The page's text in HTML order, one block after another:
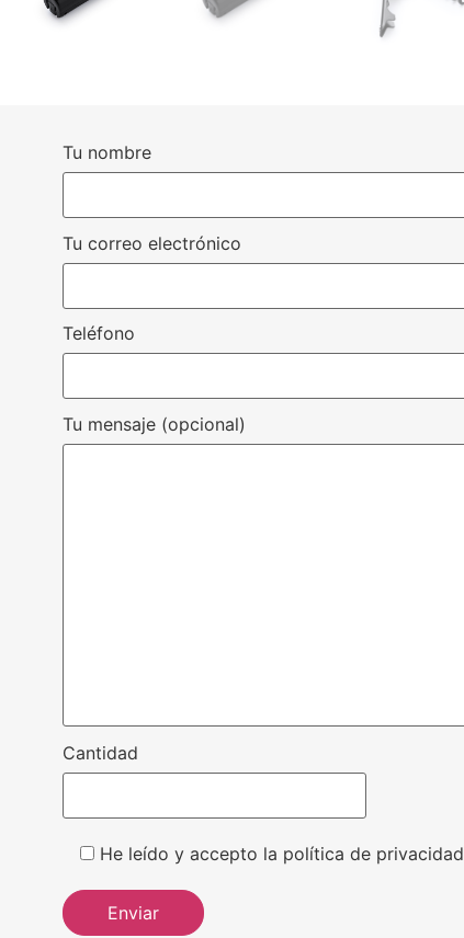
Tu nombre
Tu correo electrónico
Teléfono
Tu mensaje (opcional)
Cantidad
He leído y accepto la política de privacidad